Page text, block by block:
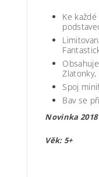
Ke
Spoj
Bav se
Novinka 2018
Věk: 5+